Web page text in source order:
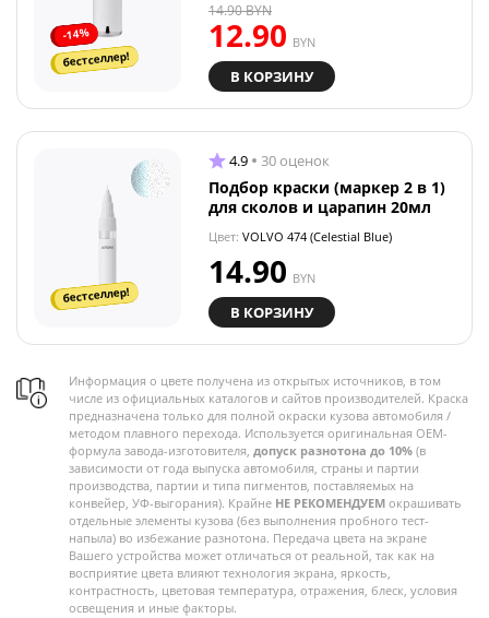
-14%
бестселлер!
12.90 BYN
14.90BYN
В КОРЗИНУ
бестселлер!
4.9 30 оценок
Подбор краски (маркер 2 в 1)
для сколов и царапин 20мл
Цвет: VOLVO 474 (Celestial Blue)
14.90 BYN
В КОРЗИНУ
Информация о цвете получена из открытых источников, в том
числе из официальных каталогов и сайтов производителей. Краска
предназначена только для полной окраски кузова автомобиля /
методом плавного перехода. Используется оригинальная OEM-
формула завода-изготовителя, допуск разнотона до 10% (в
зависимости от года выпуска автомобиля, страны и партии
производства, партии и типа пигментов, поставляемых на
конвейер, УФ-выгорания). Крайне НЕ РЕКОМЕНДУЕМ окрашивать
отдельные элементы кузова (без выполнения пробного тест-
напыла) во избежание разнотона. Передача цвета на экране
Вашего устройства может отличаться от реальной, так как на
восприятие цвета влияют технология экрана, яркость,
контрастность, цветовая температура, отражения, блеск, условия
освещения и иные факторы.